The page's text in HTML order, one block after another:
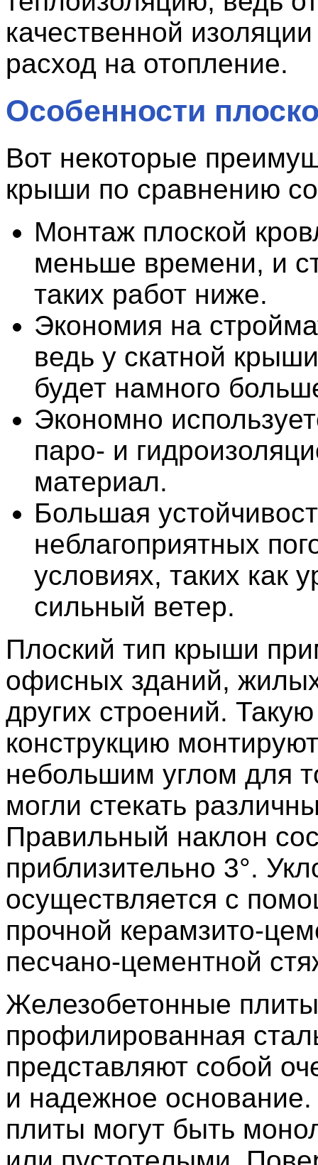
качественной
расход на отопление.
Особенности
Вот некоторые
крыши по сравнению
Монтаж плоской
меньше времени, и
таких работ ниже.
Экономия на
ведь у скатной
будет намного
Экономно
паро- и
материал.
Большая
неблагоприятных
условиях, таких как
сильный ветер.
Плоский тип крыши
офисных зданий,
других строений. Такую
конструкцию
небольшим углом для
могли стекать
Правильный наклон
приблизительно 3°.
осуществляется с
прочной керамзито-
песчано-цементной
Железобетонные
профилированная
представляют собой
и надежное
плиты могут быть